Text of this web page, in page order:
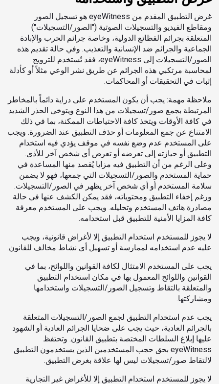
غرض التطبيق المقدم من eyeWitness هو تسجيل الصور
ومقاطع الفيديو والتسجيلات الصوتية ("الصور/التسجيلات")
المتعلقة بجرائم الفظائع الدولية، وخاصة جرائم الحرب والإبادة
الجماعية والجرائم ضد الإنسانية والتعذيب. وفي حالة تقديم هذه
الصور/التسجيلات إلى eyeWitness، فقد تُستخدم للترويج
لمحاسبة مرتكبي هذه الجرائم عن طريق نشر الوعي مثلاً أو كأدلة
إثبات في التحقيقات أو المحاكمات.
ملاحظة مهمة: يجب أن يكون المستخدم على دراية دائماً بالمخاطر
المرتبطة بجمع صور/تسجيلات من هذا النوع ويتوخى الحذر الشديد
في كافة الأوقات ويتخذ كافة الاحتياطات الممكنة، بما في ذلك
الامتناع عن جمع المعلومات أو حذف التطبيق عند الضرورة. ويجب
على المستخدم عدم وضع نفسه في موقف يؤدي فيه استخدام
التطبيق أو حيازته إلى تعرضه أو تعرض أي شخص آخر للأذى.
وعلى الرغم من أن التطبيق فيه مزايا يُقصد منها المساعدة في
حماية المستخدم والصور/التسجيلات التي جمعها، فهو لا يضمن
سلامة المستخدم أو أي شخص آخر يظهر في الصور/التسجيلات.
ورغم إخفاء التطبيق ومحتوياته، فقد يمكن الكشف عنها في حالة
مصادرة هاتف المستخدم وتحليله. ويجب على المستخدم معرفة
كافة المزايا الأمنية للتطبيق قبل استخدامه.
لا يجوز للمستخدم استخدام التطبيق إلا لأغراض قانونية، ويجب
عليه عدم استخدامه لممارسة أو تسهيل أي نشاط مخالف للقانون.
يجب على المستخدم الامتثال لكافة القوانين واللوائح، بما في
القوانين واللوائح المعمول بها في مكان استخدام التطبيق
والمتعلقة بالتقاط وتسجيل الصور/التسجيلات واستخدامها
ومشاركتها.
يجب عدم استخدام التطبيق لجمع الصور/التسجيلات المتعلقة
بالجرائم العادية، حيث يجب على ضحايا الجرائم العادية أو الشهود
عليها إبلاغ السلطات المختصة بتطبيق القانون. وتحتفظ
eyeWitness بحق حجب المستخدمين الذين يستخدمون التطبيق
لالتقاط صور/تسجيلات ليس لها علاقة بغرض التطبيق.
لا يجوز للمستخدم استخدام التطبيق إلا للأغراض غير التجارية